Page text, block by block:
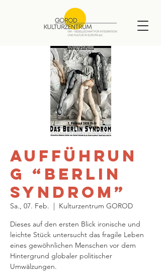
Aufführun
g “Berlin
Syndrom”
Sa., 07. Feb.
  |
Kulturzentrum GOROD
Dieses auf den ersten Blick ironische und
leichte Stück untersucht das fragile Leben
eines gewöhnlichen Menschen vor dem
Hintergrund globaler politischer
Umwälzungen.